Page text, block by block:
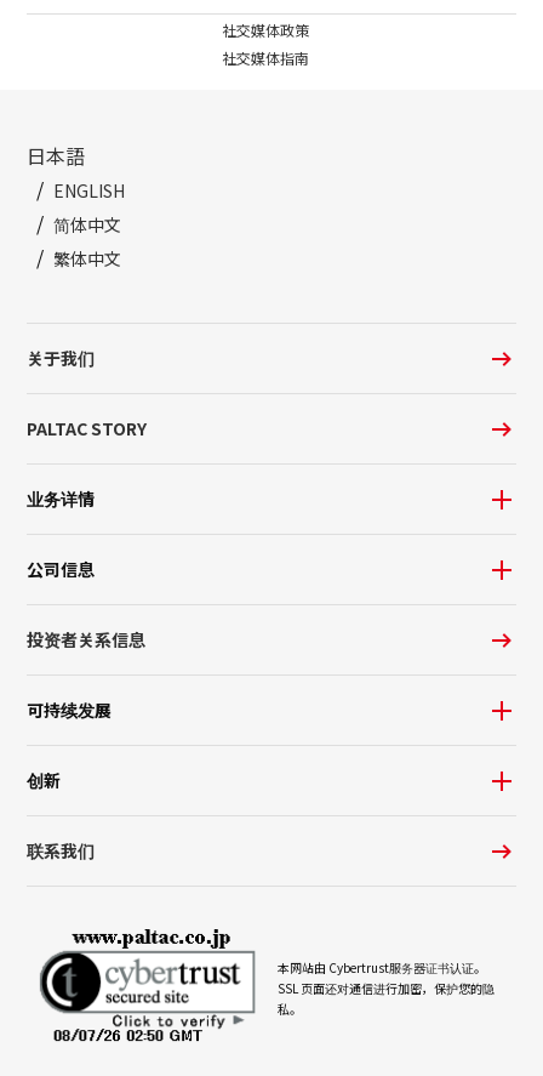
社交媒体政策
社交媒体指南
日本語
ENGLISH
简体中文
繁体中文
关于我们
PALTAC STORY
业务详情
公司信息
投资者关系信息
可持续发展
创新
联系我们
本网站由 Cybertrust服务器证书认证。
SSL 页面还对通信进行加密，保护您的隐
私。